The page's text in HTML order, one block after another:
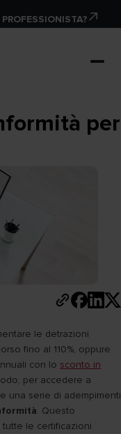
per
le detrazioni
fino al 110%, oppure
con lo sconto in
per accedere a
una serie di adempimenti
. Questo
le certificazioni